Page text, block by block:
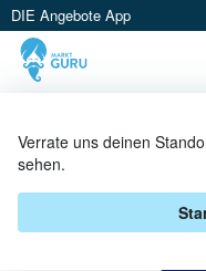
DIE Angebote App
Verrate uns deinen
sehen.
COSTA BEI